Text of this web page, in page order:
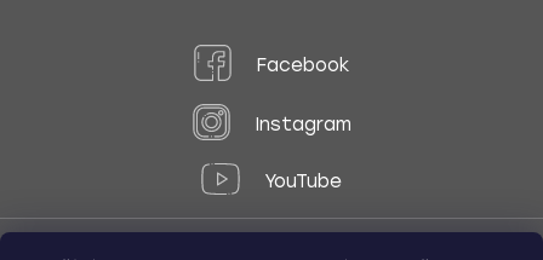
Facebook
Instagram
YouTube